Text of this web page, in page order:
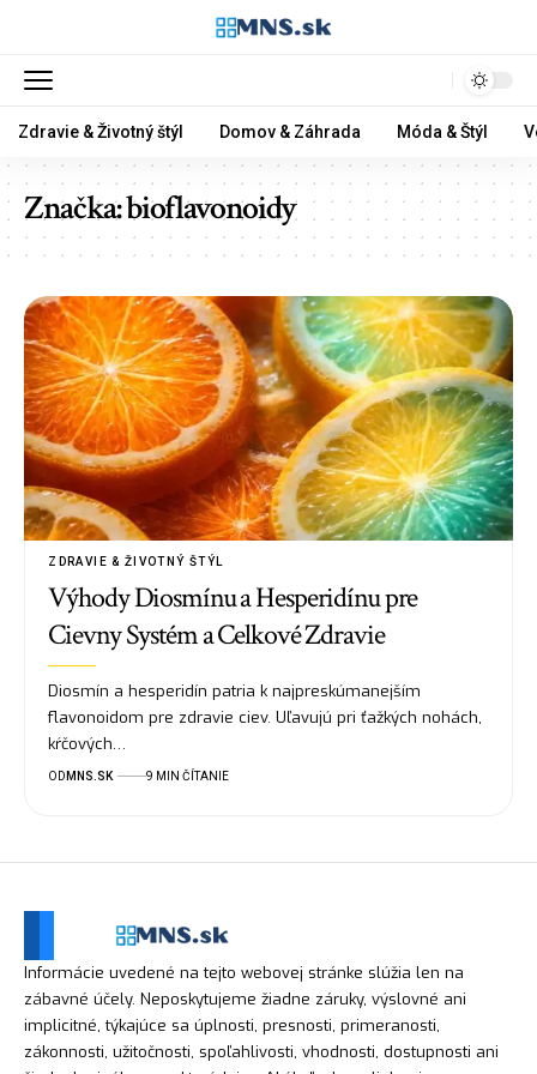
Zdravie & Životný štýl Domov & Záhrada Móda & Štýl
Značka:bioflavonoidy
ZDRAVIE & ŽIVOTNÝ ŠTÝL
Výhody Diosmínu a Hesperidínu pre
Cievny Systém a Celkové Zdravie
Diosmín a hesperidín patria k najpreskúmanejším
flavonoidom pre zdravie ciev. Uľavujú pri ťažkých nohách,
kŕčových…
OD MNS.SK 9 MIN ČÍTANIE
Informácie uvedené na tejto webovej stránke slúžia len na
zábavné účely. Neposkytujeme žiadne záruky, výslovné ani
implicitné, týkajúce sa úplnosti, presnosti, primeranosti,
zákonnosti, užitočnosti, spoľahlivosti, vhodnosti, dostupnosti ani